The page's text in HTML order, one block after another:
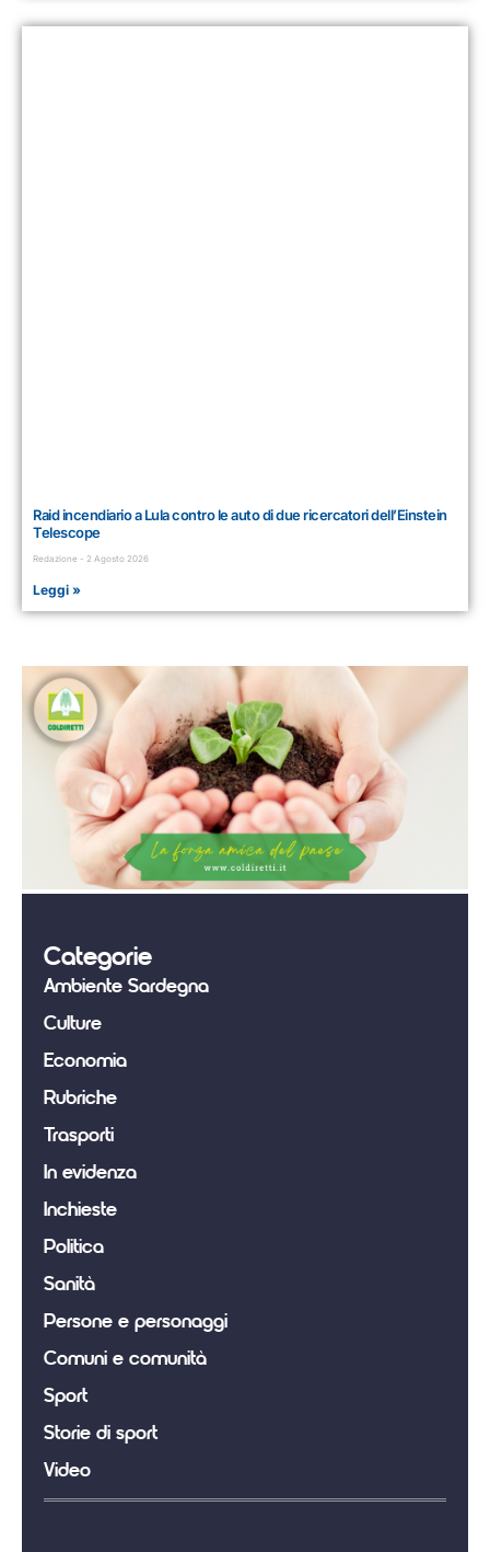
Raid incendiario a Lula contro le auto di due ricercatori dell’Einstein
Telescope
Redazione 2 Agosto 2026
Leggi »
Categorie
Ambiente Sardegna
Culture
Economia
Rubriche
Trasporti
In evidenza
Inchieste
Politica
Sanità
Persone e personaggi
Comuni e comunità
Sport
Storie di sport
Video